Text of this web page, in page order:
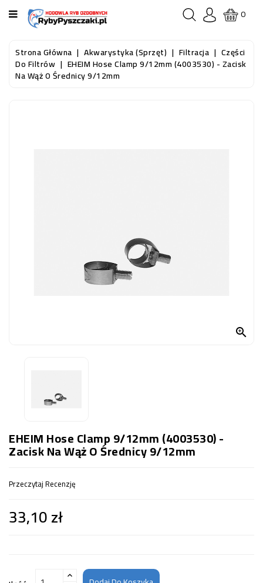
KATEGORIA
STRONA
GŁÓWNA
0
Strona Główna Akwarystyka (sprzęt) Filtracja Części
Do Filtrów EHEIM Hose Clamp 9/12mm (4003530) - Zacisk
Na Wąż O Średnicy 9/12mm

EHEIM Hose Clamp 9/12mm (4003530) -
Zacisk Na Wąż O Średnicy 9/12mm
Przeczytaj Recenzję
33,10 zł